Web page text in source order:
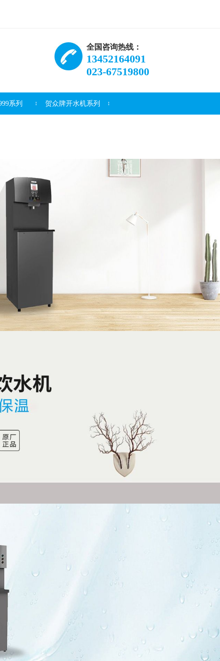
全国咨询热线：
13452164091
023-67519800
系列 贺众牌开水机系列